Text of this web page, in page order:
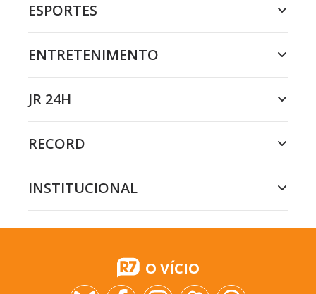
ESPORTES
ENTRETENIMENTO
JR 24H
RECORD
INSTITUCIONAL
O VÍCIO